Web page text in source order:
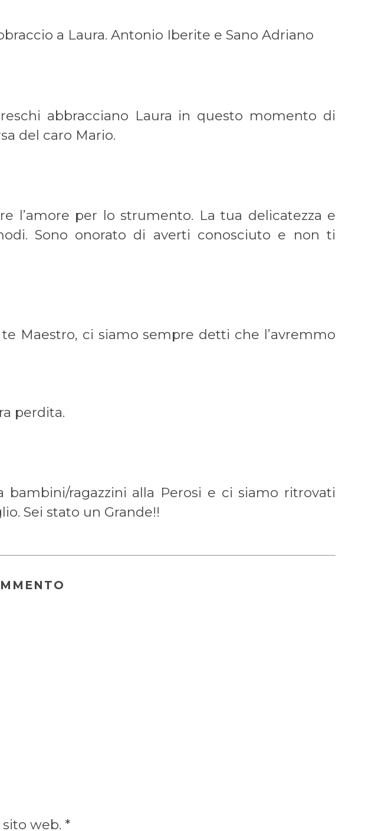
a Laura. Antonio Iberite e Sano Adriano
abbracciano Laura in questo momento di
del caro Mario.
l’amore per lo strumento. La tua delicatezza e
Sono onorato di averti conosciuto e non ti
Maestro, ci siamo sempre detti che l’avremmo
perdita.
ragazzini alla Perosi e ci siamo ritrovati
Sei stato un Grande!!
web. *